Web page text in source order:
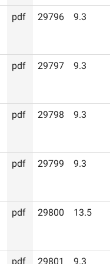
pdf 29796 9.3
pdf 29797 9.3
pdf 29798 9.3
pdf 29799 9.3
pdf 29800 13.5
pdf 29801 9.3